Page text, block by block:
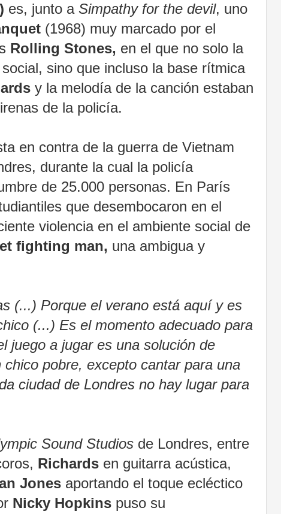
) es, junto a Simpathy for the devil, uno
(1968) muy marcado por el
Rolling Stones, en el que no solo la
sino que incluso la base rítmica
y la melodía de la canción estaban
de la policía.
en contra de la guerra de Vietnam
durante la cual la policía
de 25.000 personas. En París
que desembocaron en el
violencia en el ambiente social de
fighting man, una ambigua y
(...) Porque el verano está aquí y es
(...) Es el momento adecuado para
juego a jugar es una solución de
pobre, excepto cantar para una
ciudad de Londres no hay lugar para
Sound Studios de Londres, entre
Richards en guitarra acústica,
Jones aportando el toque ecléctico
Nicky Hopkins puso su